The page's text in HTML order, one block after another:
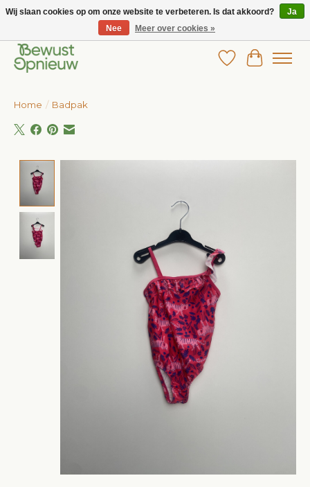
Wij bieden het grootste aanbod in betaalbare kinderkleding!
Verlanglijst
Home / Badpak
Wij slaan cookies op om onze website te verbeteren. Is dat akkoord?
Ja
Nee
Meer over cookies »